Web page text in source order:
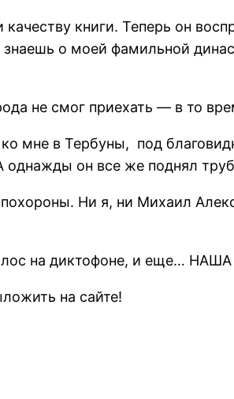
книги. Теперь он
о моей фамильной
не смог приехать — в то
мне в Тербуны, под
однажды он все же поднял
Ни я, ни Михаил
на диктофоне, и еще…
на сайте!